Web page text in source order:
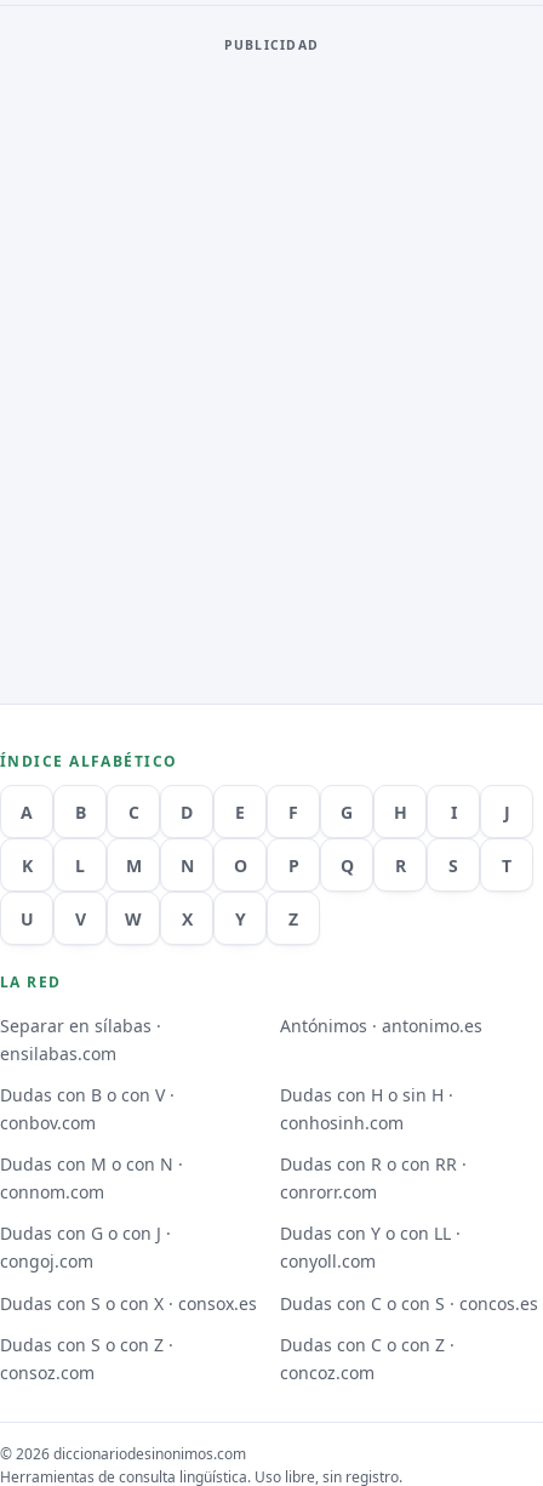
PUBLICIDAD
ÍNDICE ALFABÉTICO
A B C D E F G H I J
K L M N O P Q R S T
U V W X Y Z
LA RED
Separar en sílabas ·
ensilabas.com
Antónimos · antonimo.es
Dudas con B o con V ·
conbov.com
Dudas con H o sin H ·
conhosinh.com
Dudas con M o con N ·
connom.com
Dudas con R o con RR ·
conrorr.com
Dudas con G o con J ·
congoj.com
Dudas con Y o con LL ·
conyoll.com
Dudas con S o con X · consox.es
Dudas con C o con S · concos.es
Dudas con S o con Z ·
consoz.com
Dudas con C o con Z ·
concoz.com
© 2026 diccionariodesinonimos.com
Herramientas de consulta lingüística. Uso libre, sin registro.